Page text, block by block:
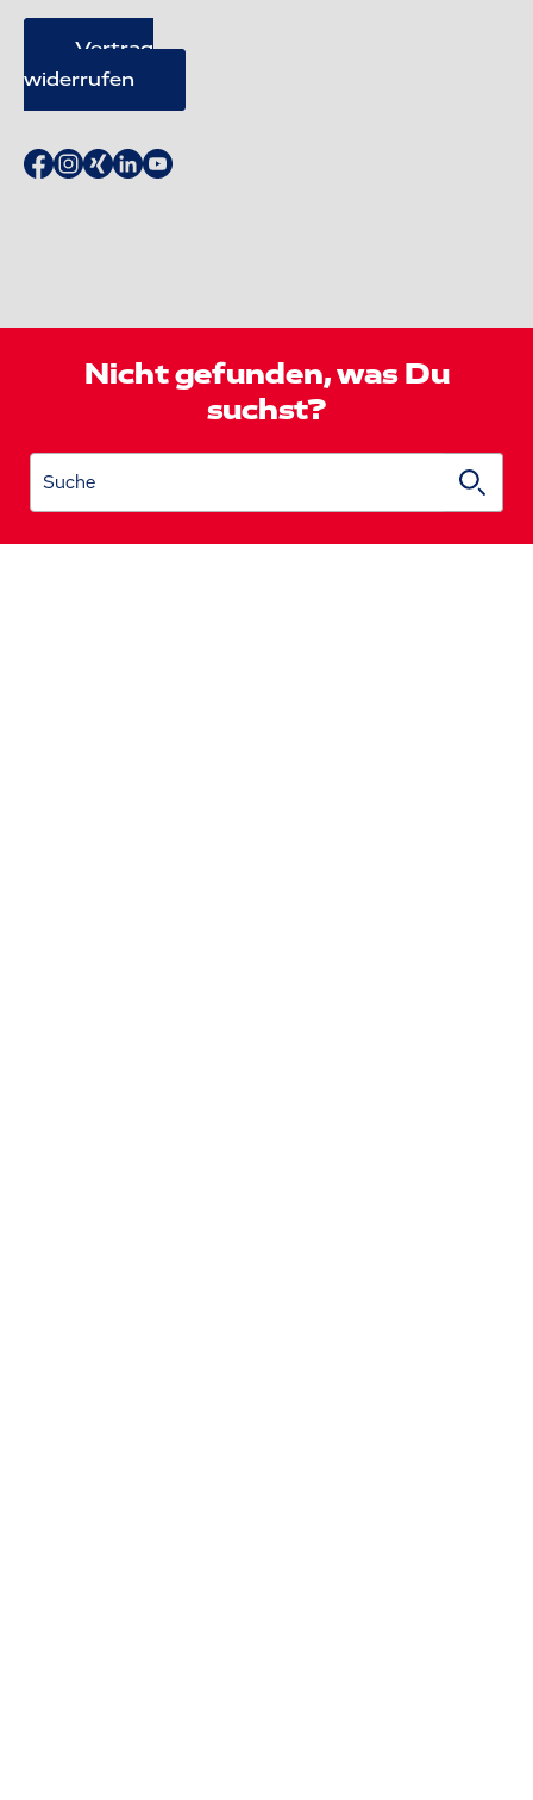
Vertrag
widerrufen
Nicht gefunden, was Du
suchst?
Suche